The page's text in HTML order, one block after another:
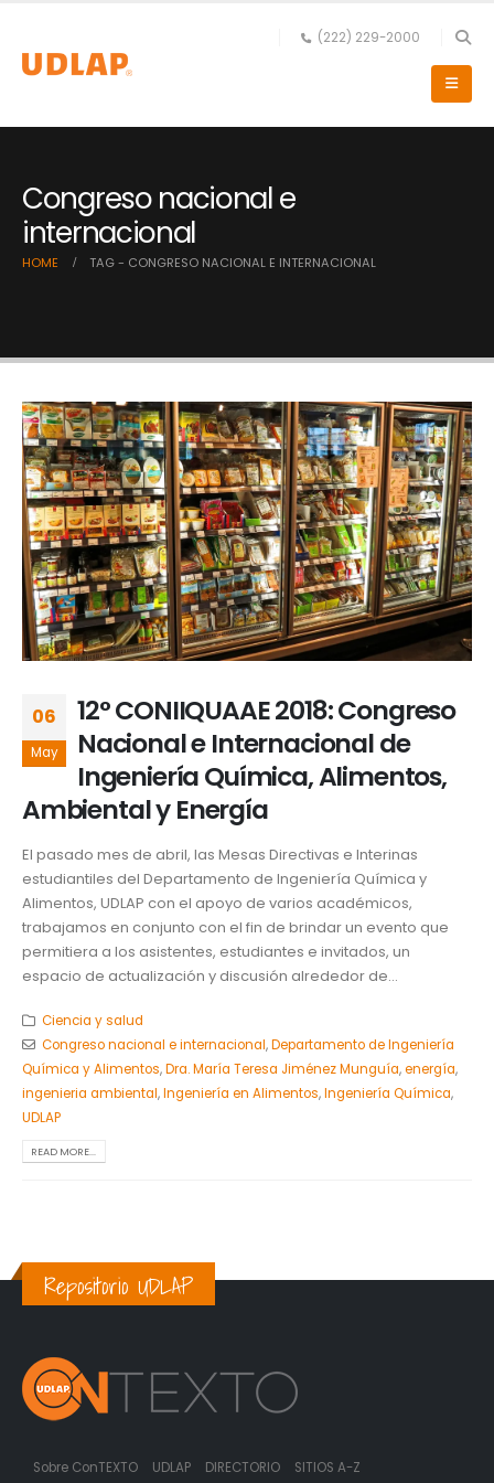
(222) 229-2000
Congreso nacional e
internacional
HOME TAG - CONGRESO NACIONAL E INTERNACIONAL
06
May
12° CONIIQUAAE 2018: Congreso
Nacional e Internacional de
Ingeniería Química, Alimentos,
Ambiental y Energía
El pasado mes de abril, las Mesas Directivas e Interinas
estudiantiles del Departamento de Ingeniería Química y
Alimentos, UDLAP con el apoyo de varios académicos,
trabajamos en conjunto con el fin de brindar un evento que
permitiera a los asistentes, estudiantes e invitados, un
espacio de actualización y discusión alrededor de...
Ciencia y salud
Congreso nacional e internacional,Departamento de Ingeniería
Química y Alimentos,Dra. María Teresa Jiménez Munguía,energía,
ingenieria ambiental,Ingeniería en Alimentos,Ingeniería Química,
UDLAP
READ MORE...
Repositorio UDLAP
Sobre ConTEXTO UDLAP DIRECTORIO SITIOS A-Z